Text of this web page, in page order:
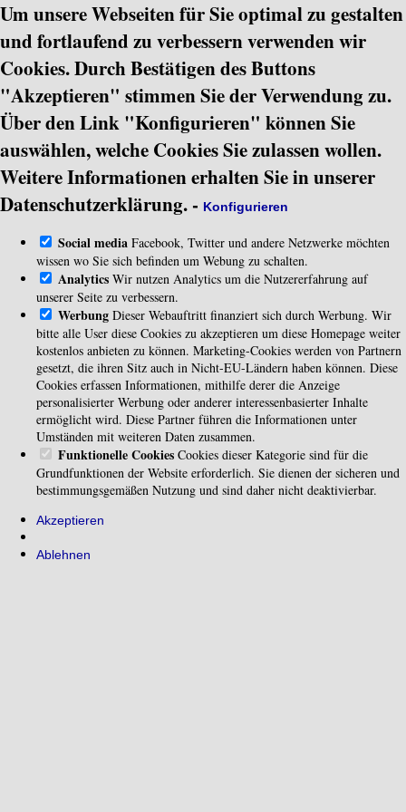
Um unsere Webseiten für Sie optimal zu gestalten
und fortlaufend zu verbessern verwenden wir
Cookies. Durch Bestätigen des Buttons
"Akzeptieren" stimmen Sie der Verwendung zu.
Über den Link "Konfigurieren" können Sie
auswählen, welche Cookies Sie zulassen wollen.
Weitere Informationen erhalten Sie in unserer
Datenschutzerklärung. - Konfigurieren
Social media Facebook, Twitter und andere Netzwerke möchten
wissen wo Sie sich befinden um Webung zu schalten.
Analytics Wir nutzen Analytics um die Nutzererfahrung auf
unserer Seite zu verbessern.
Werbung Dieser Webauftritt finanziert sich durch Werbung. Wir
bitte alle User diese Cookies zu akzeptieren um diese Homepage weiter
kostenlos anbieten zu können. Marketing-Cookies werden von Partnern
gesetzt, die ihren Sitz auch in Nicht-EU-Ländern haben können. Diese
Cookies erfassen Informationen, mithilfe derer die Anzeige
personalisierter Werbung oder anderer interessenbasierter Inhalte
ermöglicht wird. Diese Partner führen die Informationen unter
Umständen mit weiteren Daten zusammen.
Funktionelle Cookies Cookies dieser Kategorie sind für die
Grundfunktionen der Website erforderlich. Sie dienen der sicheren und
bestimmungsgemäßen Nutzung und sind daher nicht deaktivierbar.
Akzeptieren
Ablehnen